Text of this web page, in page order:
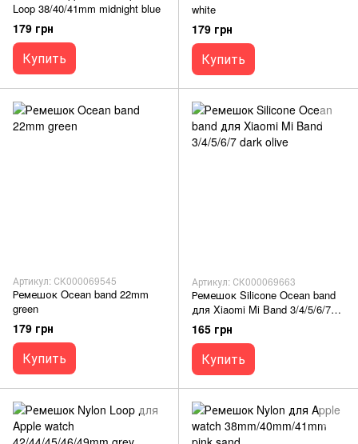
Loop 38/40/41mm midnight blue
179 грн
Купить
white
179 грн
Купить
Артикул: СК000069545
Ремешок Ocean band 22mm
green
179 грн
Купить
Артикул: СК000069663
Ремешок Silicone Ocean band
для Xiaomi Mi Band 3/4/5/6/7
dark olive
165 грн
Купить